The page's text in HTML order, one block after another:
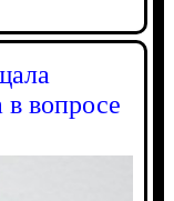
в вопросе